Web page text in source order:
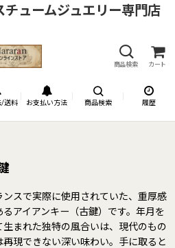
チュームジュエリー専門店
商品検索 カート
/送料 お支払い方法 商品検索 履歴
ンスで実際に使用されていた、重厚感
るアイアンキー（古鍵）です。年月を
生まれた独特の風合いは、現代のもの
再現できない深い味わい。手に取ると